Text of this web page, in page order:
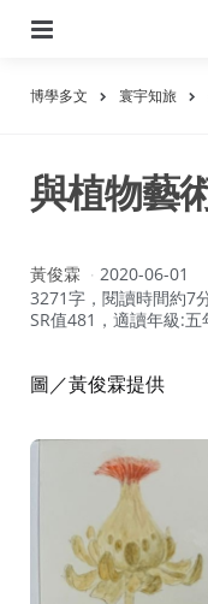
博學多文 寰宇知旅
與植物藝
作
者：
黃俊霖
2020-06-01
3271字，閱讀時間約7
SR值481，適讀年級:五
圖／黃俊霖提供